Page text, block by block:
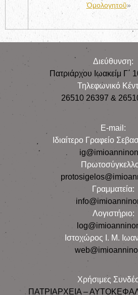
Ὁμολογητοῦ»
Διεύθυνση:
Πατριάρχου Ιωακείμ Γ΄
Τηλεφωνικό
26510 26397 &
E-mail:
Iδιαίτερο Γραφείο
Γραμματεία:
Λογιστήριο:
Ιστοχώρος Ι. Μ.
Χρήσιμες
ΠΑΤΡΙΑΡΧΕΙΑ –